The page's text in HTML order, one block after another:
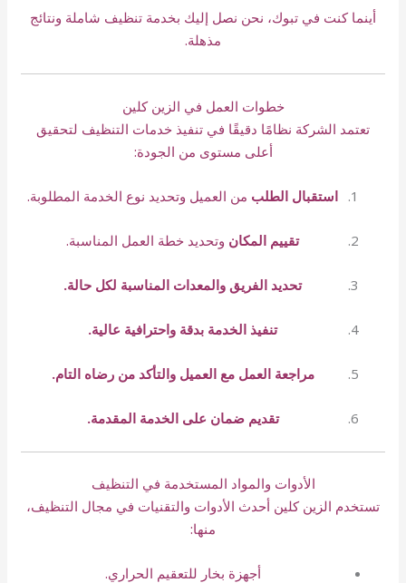
أينما كنت في تبوك، نحن نصل إليك بخدمة تنظيف شاملة ونتائج
مذهلة.
خطوات العمل في الزين كلين
تعتمد الشركة نظامًا دقيقًا في تنفيذ خدمات التنظيف لتحقيق
أعلى مستوى من الجودة:
استقبال الطلب من العميل وتحديد نوع الخدمة المطلوبة.
تقييم المكان وتحديد خطة العمل المناسبة.
تحديد الفريق والمعدات المناسبة لكل حالة.
تنفيذ الخدمة بدقة واحترافية عالية.
مراجعة العمل مع العميل والتأكد من رضاه التام.
تقديم ضمان على الخدمة المقدمة.
الأدوات والمواد المستخدمة في التنظيف
تستخدم الزين كلين أحدث الأدوات والتقنيات في مجال التنظيف،
منها:
أجهزة بخار للتعقيم الحراري.